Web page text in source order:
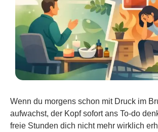
Wenn du morgens schon mit Druck im
aufwachst, der Kopf sofort ans To-do
freie Stunden dich nicht mehr wirklich